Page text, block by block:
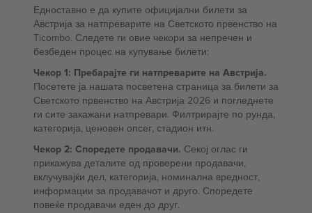
Едноставно е да купите официјални билети за
Австрија за натпреварите на Светското првенство на
Ticombo. Следете ги овие чекори за непречен и
безбеден процес на купување билети:
Чекор 1: Пребарајте ги натпреварите на Австрија.
Посетете ја нашата посветена страница за билети за
Светското првенство на Австрија 2026 и погледнете
ги сите закажани натпревари. Филтрирајте по рунда,
категорија, ценовен опсег, стадион итн.
Чекор 2: Споредете продавачи. Секој оглас ги
прикажува деталите од проверени продавачи,
вклучувајќи дел, категорија, номинална вредност,
информации за продавачот и друго. Споредете
повеќе продавачи еден до друг.